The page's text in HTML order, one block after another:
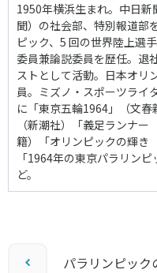
1950年横浜生まれ。中日
聞）の社会部、特別報道部
ピック、5 回の世界陸上選
委員兼論説委員を歴任。退
ストとして活動。日本オリ
員。ミズノ・スポーツライ
に「東京五輪1964」（文
（新潮社）「義足ランナ
籍）「オリンピックの輝き
「1964年の東京パラリン
ど。
パラリンピック